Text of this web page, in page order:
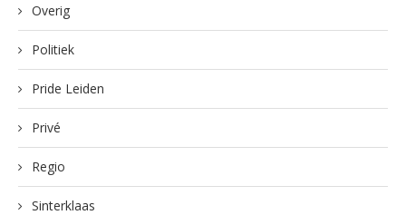
Overig
Politiek
Pride Leiden
Privé
Regio
Sinterklaas